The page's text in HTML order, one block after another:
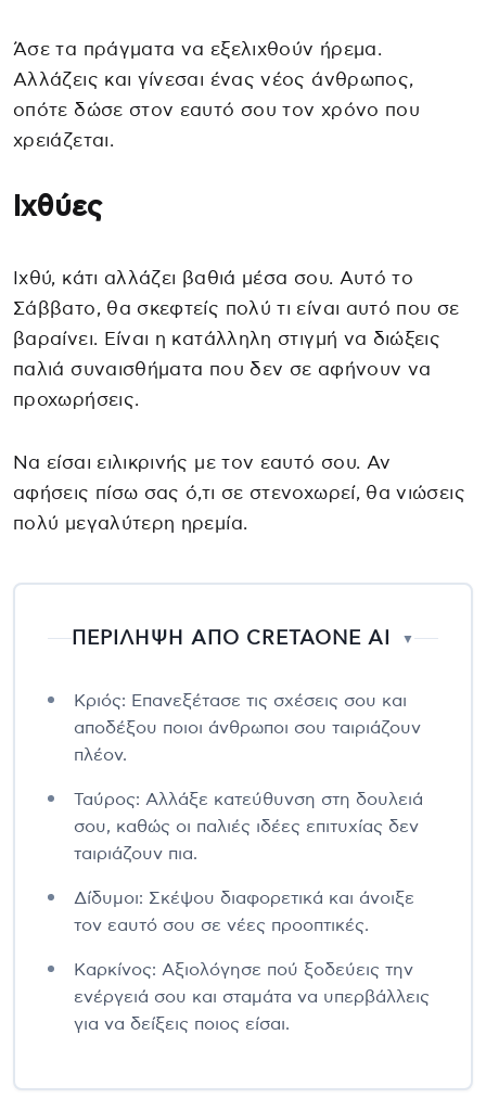
Άσε τα πράγματα να εξελιχθούν ήρεμα.
Αλλάζεις και γίνεσαι ένας νέος άνθρωπος,
οπότε δώσε στον εαυτό σου τον χρόνο που
χρειάζεται.
Ιχθύες
Ιχθύ, κάτι αλλάζει βαθιά μέσα σου. Αυτό το
Σάββατο, θα σκεφτείς πολύ τι είναι αυτό που σε
βαραίνει. Είναι η κατάλληλη στιγμή να διώξεις
παλιά συναισθήματα που δεν σε αφήνουν να
προχωρήσεις.
Να είσαι ειλικρινής με τον εαυτό σου. Αν
αφήσεις πίσω σας ό,τι σε στενοχωρεί, θα νιώσεις
πολύ μεγαλύτερη ηρεμία.
ΠΕΡΙΛΗΨΗ ΑΠΟ CRETAONE AI ▼
Κριός: Επανεξέτασε τις σχέσεις σου και
αποδέξου ποιοι άνθρωποι σου ταιριάζουν
πλέον.
Ταύρος: Αλλάξε κατεύθυνση στη δουλειά
σου, καθώς οι παλιές ιδέες επιτυχίας δεν
ταιριάζουν πια.
Δίδυμοι: Σκέψου διαφορετικά και άνοιξε
τον εαυτό σου σε νέες προοπτικές.
Καρκίνος: Αξιολόγησε πού ξοδεύεις την
ενέργειά σου και σταμάτα να υπερβάλλεις
για να δείξεις ποιος είσαι.